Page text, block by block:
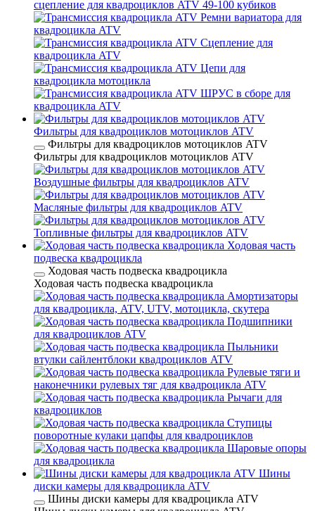
сцепление для квадроциклов ATV 49-100 кубиков
Ремни вариатора для
квадроцикла ATV
Сцепление для
квадроцикла ATV
Цепи для
квадроцикла мотоцикла
ШРУС в сборе для
квадроцикла ATV
Фильтры для квадроциклов мотоциклов ATV
Фильтры для квадроциклов мотоциклов ATV
Фильтры для квадроциклов мотоциклов ATV
Воздушные фильтры для квадроциклов ATV
Масляные фильтры для квадроциклов ATV
Топливные фильтры для квадроциклов ATV
Ходовая часть
подвеска квадроцикла
Ходовая часть подвеска квадроцикла
Ходовая часть подвеска квадроцикла
Амортизаторы
для квадроцикла, ATV, UTV, мотоцикла, скутера
Подшипники
для квадроциклов ATV
Пыльники
втулки сайлентблоки квадроциклов ATV
Рулевые тяги и
наконечники рулевых тяг для квадроцикла ATV
Рычаги для
квадроциклов
Ступицы
поворотные кулаки цапфы для квадроциклов
Шаровые опоры
для квадроцикла
Шины
диски камеры для квадроцикла ATV
Шины диски камеры для квадроцикла ATV